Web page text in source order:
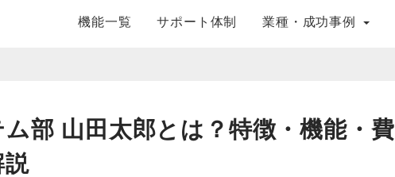
機能一覧 サポート体制 業種・成功事例
部 山田太郎とは？特徴・機能・費
説